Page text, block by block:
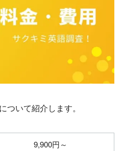
ついて紹介します。
9,900円～